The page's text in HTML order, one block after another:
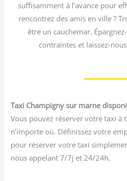
suffisamment à l’avance pour
rencontrez des amis en ville ?
être un cauchemar.
contraintes et laissez-
Taxi Champigny sur marne
Vous pouvez réserver votre taxi à
n’importe où. Définissez votre
pour réserver votre taxi
nous appelant 7/7j et 24/24h.